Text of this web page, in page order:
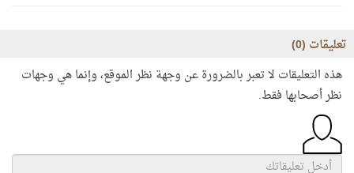
تعليقات (0
)
هذه التعليقات لا تعبر بالضرورة عن وجهة نظر الموقع، وإنما هي وجهات
نظر أصحابها فقط.